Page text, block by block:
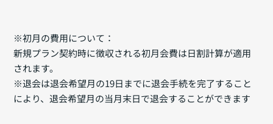
※初月の費用について：
新規プラン契約時に徴収される初月会費は日割計算が適用
されます。
※退会は退会希望月の19日までに退会手続を完了すること
により、退会希望月の当月末日で退会することができます